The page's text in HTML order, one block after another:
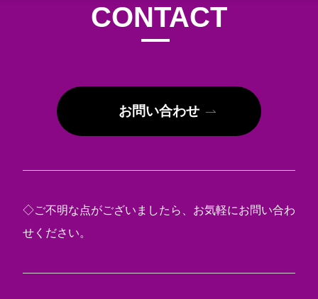
お問合せ
CONTACT
お問い合わせ
◇ご不明な点がございましたら、お気軽にお問い合わ
せください。